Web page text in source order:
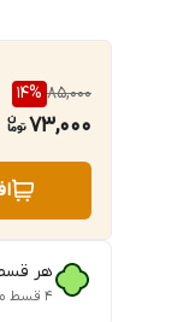
85,000
14%
73,000
هر
۴ قسط ماهانه. بدون سود، چک و ضامن.